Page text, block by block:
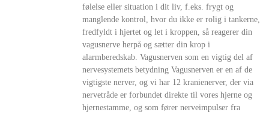
følelse eller situation i dit liv, f.eks. frygt og
manglende kontrol, hvor du ikke er rolig i tankerne,
fredfyldt i hjertet og let i kroppen, så reagerer din
vagusnerve herpå og sætter din krop i
alarmberedskab. Vagusnerven som en vigtig del af
nervesystemets betydning Vagusnerven er en af de
vigtigste nerver, og vi har 12 kranienerver, der via
nervetråde er forbundet direkte til vores hjerne og
hjernestamme, og som fører nerveimpulser fra